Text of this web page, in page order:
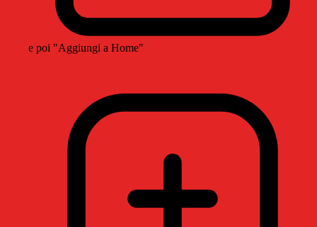
e poi "Aggiungi a Home"